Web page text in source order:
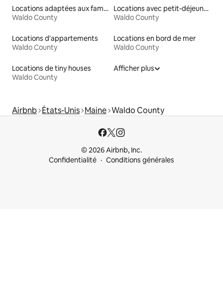
Locations adaptées aux familles
Waldo County
Locations avec petit-déjeuner
Waldo County
Locations d'appartements
Waldo County
Locations en bord de mer
Waldo County
Locations de tiny houses
Waldo County
Afficher plus
Airbnb États-Unis Maine Waldo County
© 2026 Airbnb, Inc.
Confidentialité
Conditions générales